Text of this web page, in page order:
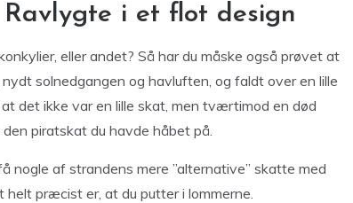
Ravlygte i et flot design
eller andet? Så har du måske også prøvet at
solnedgangen og havluften, og faldt over en lille
det ikke var en lille skat, men tværtimod en død
piratskat du havde håbet på.
nogle af strandens mere ”alternative” skatte med
præcist er, at du putter i lommerne.